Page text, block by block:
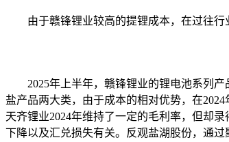
由于赣锋锂业较高的提锂成本，在过往
2025年上半年，赣锋锂业的锂电池系列
盐产品两大类，由于成本的相对优势，在
天齐锂业2024年维持了一定的毛利率，但却
下降以及汇兑损失有关。反观盐湖股份，通